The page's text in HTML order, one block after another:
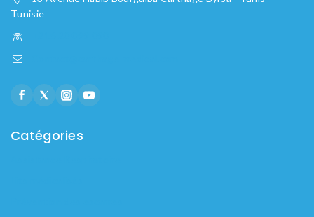
Tunisie
Catégories